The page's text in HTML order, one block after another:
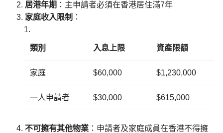
居港年期 ：主申請者必須在香港居住滿7年
家庭收入限制 ：
類別 入息上限 資產限額
家庭 $60,000 $1,230,000
一人申請者 $30,000 $615,000
不可擁有其他物業：申請者及家庭成員在香港不得擁